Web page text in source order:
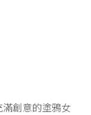
創意的塗鴉女